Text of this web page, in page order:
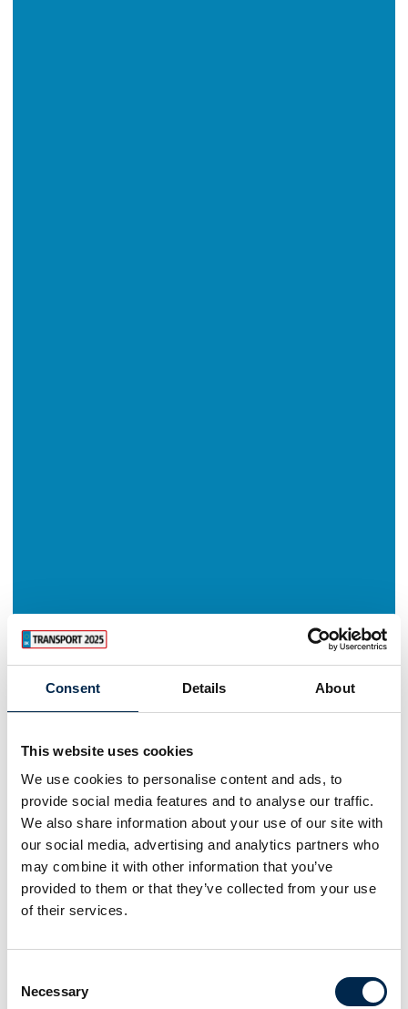
Consent Details About
This website uses cookies
We use cookies to personalise content and ads, to
provide social media features and to analyse our traffic.
We also share information about your use of our site with
our social media, advertising and analytics partners who
may combine it with other information that you’ve
provided to them or that they’ve collected from your use
of their services.
Selection
Necessary